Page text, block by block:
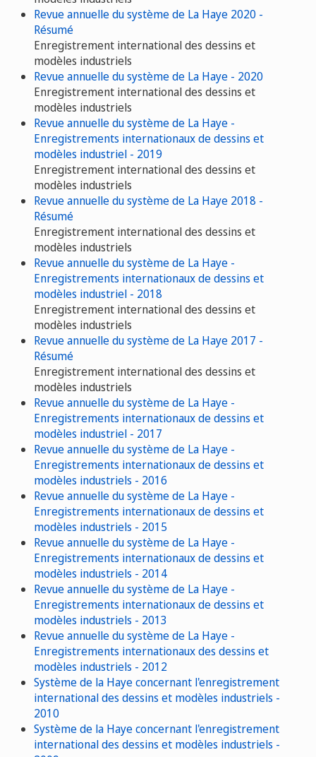
Revue annuelle du système de La Haye 2020 -
Résumé
Enregistrement international des dessins et
modèles industriels
Revue annuelle du système de La Haye - 2020
Enregistrement international des dessins et
modèles industriels
Revue annuelle du système de La Haye -
Enregistrements internationaux de dessins et
modèles industriel - 2019
Enregistrement international des dessins et
modèles industriels
Revue annuelle du système de La Haye 2018 -
Résumé
Enregistrement international des dessins et
modèles industriels
Revue annuelle du système de La Haye -
Enregistrements internationaux de dessins et
modèles industriel - 2018
Enregistrement international des dessins et
modèles industriels
Revue annuelle du système de La Haye 2017 -
Résumé
Enregistrement international des dessins et
modèles industriels
Revue annuelle du système de La Haye -
Enregistrements internationaux de dessins et
modèles industriel - 2017
Revue annuelle du système de La Haye -
Enregistrements internationaux de dessins et
modèles industriels - 2016
Revue annuelle du système de La Haye -
Enregistrements internationaux de dessins et
modèles industriels - 2015
Revue annuelle du système de La Haye -
Enregistrements internationaux de dessins et
modèles industriels - 2014
Revue annuelle du système de La Haye -
Enregistrements internationaux de dessins et
modèles industriels - 2013
Revue annuelle du système de La Haye -
Enregistrements internationaux des dessins et
modèles industriels - 2012
Système de la Haye concernant l'enregistrement
international des dessins et modèles industriels -
2010
Système de la Haye concernant l'enregistrement
international des dessins et modèles industriels -